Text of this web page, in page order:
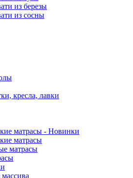
из березы
из сосны
кресла, лавки
матрасы - Новинки
матрасы
матрасы